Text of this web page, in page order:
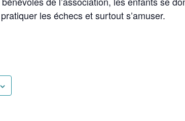
les échecs et surtout s’amuser.